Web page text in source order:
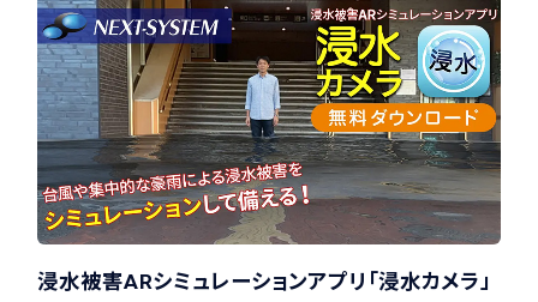
浸水被害ARシミュレーションアプリ「浸水カメラ」